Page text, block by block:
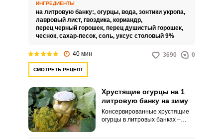
на холодный период года,
которая обязательно должна
быть на вашем зимнем столе.
Благодаря стерилизации, эти
долгого времени, наслаждаясь
ими в любое время года.
ИНГРЕДИЕНТЫ
на литровую банку:, огурцы, вода, зонтики укропа,
лавровый лист, гвоздика, кориандр,
перец черный горошек, перец душистый горошек,
чеснок, сахар-песок, соль, уксус столовый 9%
40 мин 3690 0
СМОТРЕТЬ РЕЦЕПТ
Хрустящие огурцы на 1
литровую банку на зиму
Консервированные хрустящие
огурцы в литровых банках –